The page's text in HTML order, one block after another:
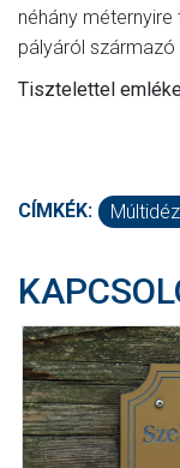
néhány
pályáról származó
Tisztelettel
CÍMKÉK: